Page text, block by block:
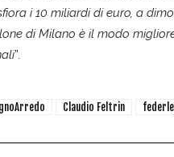
i 10 miliardi di euro, a
di Milano è il modo
”.
Claudio Feltrin